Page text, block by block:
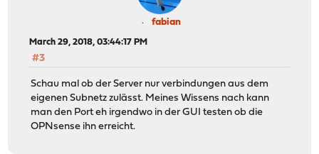
fabian
March 29, 2018, 03:44:17 PM
#3
Schau mal ob der Server nur verbindungen aus dem
eigenen Subnetz zulässt. Meines Wissens nach kann
man den Port eh irgendwo in der GUI testen ob die
OPNsense ihn erreicht.